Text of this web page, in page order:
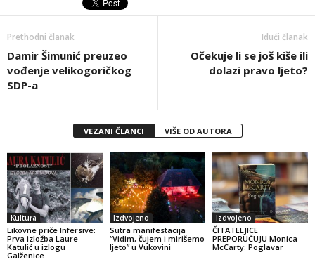
Prethodni članak
Damir Šimunić preuzeo
vođenje velikogoričkog
SDP-a
Idući članak
Očekuje li se još kiše ili
dolazi pravo ljeto?
VEZANI ČLANCI VIŠE OD AUTORA
Kultura
Likovne priče Infersive:
Prva izložba Laure
Katulić u izlogu
Galženice
Izdvojeno
Sutra manifestacija
“Vidim, čujem i mirišemo
ljeto” u Vukovini
Izdvojeno
ČITATELJICE
PREPORUČUJU Monica
McCarty: Poglavar